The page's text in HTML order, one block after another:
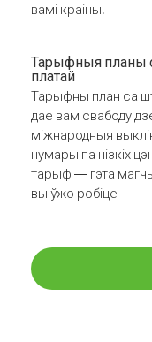
вамі краіны.
Тарыфныя планы
платай
Тарыфны план са
дае вам свабоду
міжнародныя
нумары па нізкіх
тарыф — гэта
вы ўжо робіце